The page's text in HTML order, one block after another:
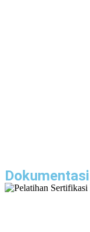
Dokumentasi